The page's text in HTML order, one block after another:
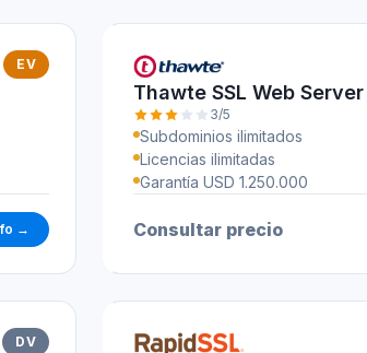
EV
→
Thawte SSL Web
3/5
Subdominios ilimitados
Licencias ilimitadas
Garantía USD 1.250.000
Consultar precio
DV